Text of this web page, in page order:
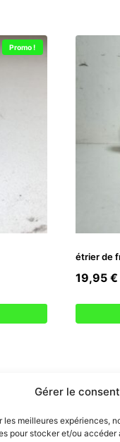
Gérer le
les meilleures expériences,
pour stocker et/ou
Promo !
étrier de
19,95 €